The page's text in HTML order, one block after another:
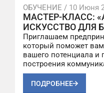
ОБУЧЕНИЕ / 10 Июня
МАСТЕР-КЛАСС:
ИСКУССТВО ДЛЯ
Приглашаем
который поможет
вашего потенциала и
построения
ПОДРОБНЕЕ